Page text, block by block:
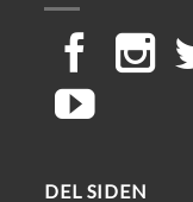
DEL SIDEN